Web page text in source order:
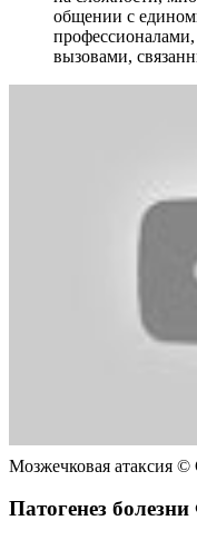
общении с
профессионалами,
вызовами,
Мозжечковая атаксия ©
Патогенез